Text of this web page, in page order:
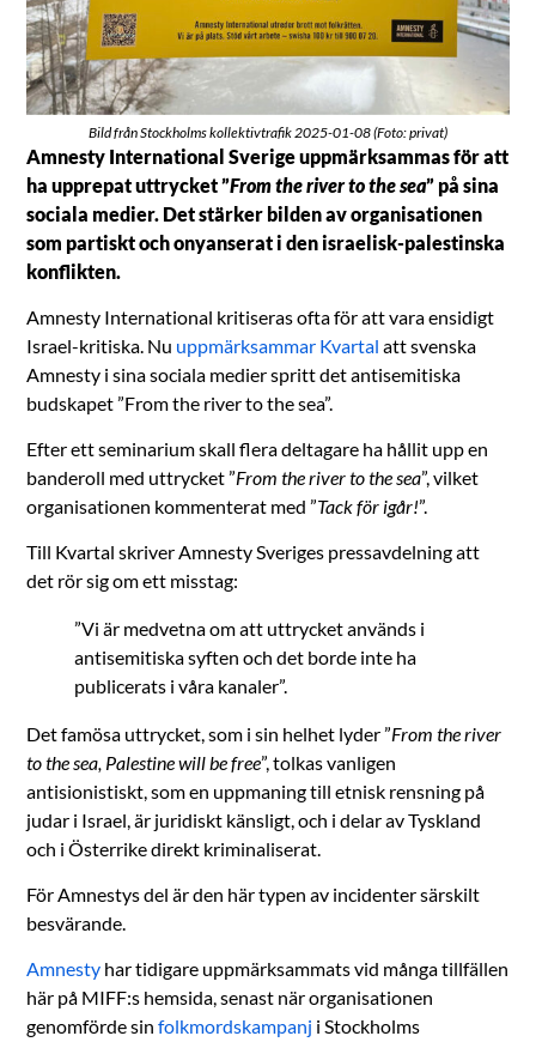
Bild från Stockholms kollektivtrafik 2025-01-08 (Foto: privat)
Amnesty International Sverige uppmärksammas för att
ha upprepat uttrycket ”From the river to the sea” på sina
sociala medier. Det stärker bilden av organisationen
som partiskt och onyanserat i den israelisk-palestinska
konflikten.
Amnesty International kritiseras ofta för att vara ensidigt
Israel-kritiska. Nu uppmärksammar Kvartal att svenska
Amnesty i sina sociala medier spritt det antisemitiska
budskapet ”From the river to the sea”.
Efter ett seminarium skall flera deltagare ha hållit upp en
banderoll med uttrycket ”From the river to the sea”, vilket
organisationen kommenterat med ”Tack för igår!”.
Till Kvartal skriver Amnesty Sveriges pressavdelning att
det rör sig om ett misstag:
”Vi är medvetna om att uttrycket används i
antisemitiska syften och det borde inte ha
publicerats i våra kanaler”.
Det famösa uttrycket, som i sin helhet lyder ”From the river
to the sea, Palestine will be free”, tolkas vanligen
antisionistiskt, som en uppmaning till etnisk rensning på
judar i Israel, är juridiskt känsligt, och i delar av Tyskland
och i Österrike direkt kriminaliserat.
För Amnestys del är den här typen av incidenter särskilt
besvärande.
Amnesty har tidigare uppmärksammats vid många tillfällen
här på MIFF:s hemsida, senast när organisationen
genomförde sinfolkmordskampanj i Stockholms